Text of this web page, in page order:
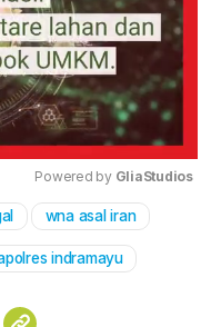
Mute
Powered by GliaStudios
wna asal iran
indramayu